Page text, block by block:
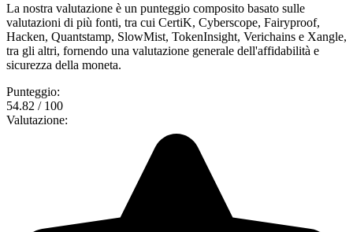
La nostra valutazione è un punteggio composito basato sulle
valutazioni di più fonti, tra cui CertiK, Cyberscope, Fairyproof,
Hacken, Quantstamp, SlowMist, TokenInsight, Verichains e Xangle,
tra gli altri, fornendo una valutazione generale dell'affidabilità e
sicurezza della moneta.
Punteggio:
54.82 / 100
Valutazione: